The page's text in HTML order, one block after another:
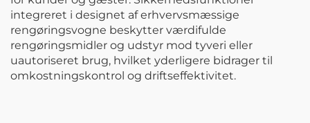
integreret i designet af erhvervsmæssige
rengøringsvogne beskytter værdifulde
rengøringsmidler og udstyr mod tyveri eller
uautoriseret brug, hvilket yderligere bidrager til
omkostningskontrol og driftseffektivitet.